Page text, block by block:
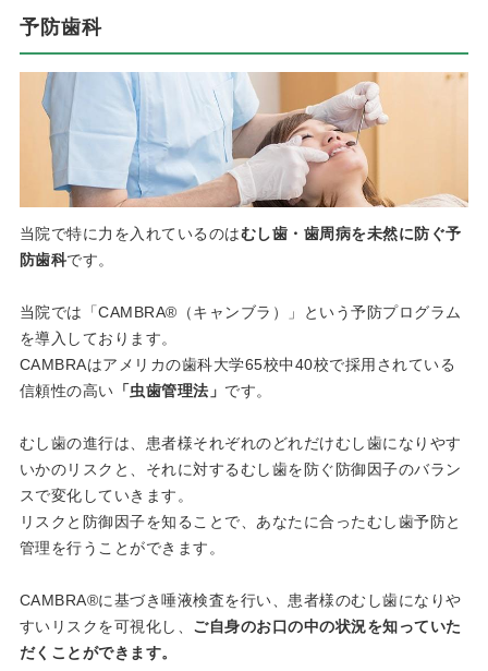
予防歯科
当院で特に力を入れているのはむし歯・歯周病を未然に防ぐ予
防歯科です。
当院では「CAMBRA®（キャンブラ）」という予防プログラム
を導入しております。
CAMBRAはアメリカの歯科大学65校中40校で採用されている
信頼性の高い 「虫歯管理法」 です。
むし歯の進行は、患者様それぞれのどれだけむし歯になりやす
いかのリスクと、それに対するむし歯を防ぐ防御因子のバラン
スで変化していきます。
リスクと防御因子を知ることで、あなたに合ったむし歯予防と
管理を行うことができます。
CAMBRA®に基づき唾液検査を行い、患者様のむし歯になりや
すいリスクを可視化し、 ご自身のお口の中の状況を知っていた
だくことができます。